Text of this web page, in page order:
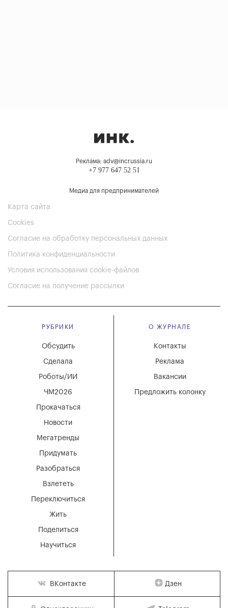
Реклама: adv@incrussia.ru
+7 977 647 52 51
Медиа для предпринимателей
Карта сайта
Cookies
Согласие на обработку персональных данных
Политика конфиденциальности
Условия использования cookie-файлов
Согласие на получение рассылки
РУБРИКИ
Мегатренды
Придумать
Разобраться
Взлететь
Новости
Переключиться
Жить
Поделиться
Научиться
Обсудить
Сделала
Роботы/ИИ
ЧМ2026
Прокачаться
О ЖУРНАЛЕ
Вакансии
Реклама
Контакты
Предложить колонку
ВКонтакте Дзен